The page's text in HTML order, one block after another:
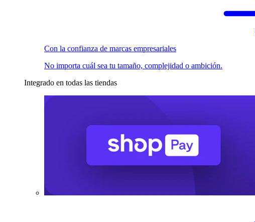
Con la confianza de marcas empresariales
No importa cuál sea tu tamaño, complejidad o ambición.
Integrado en todas las tiendas